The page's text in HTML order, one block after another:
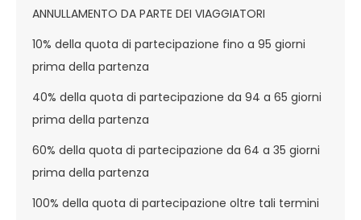
ANNULLAMENTO DA PARTE DEI VIAGGIATORI
10% della quota di partecipazione fino a 95 giorni
prima della partenza
40% della quota di partecipazione da 94 a 65 giorni
prima della partenza
60% della quota di partecipazione da 64 a 35 giorni
prima della partenza
100% della quota di partecipazione oltre tali termini